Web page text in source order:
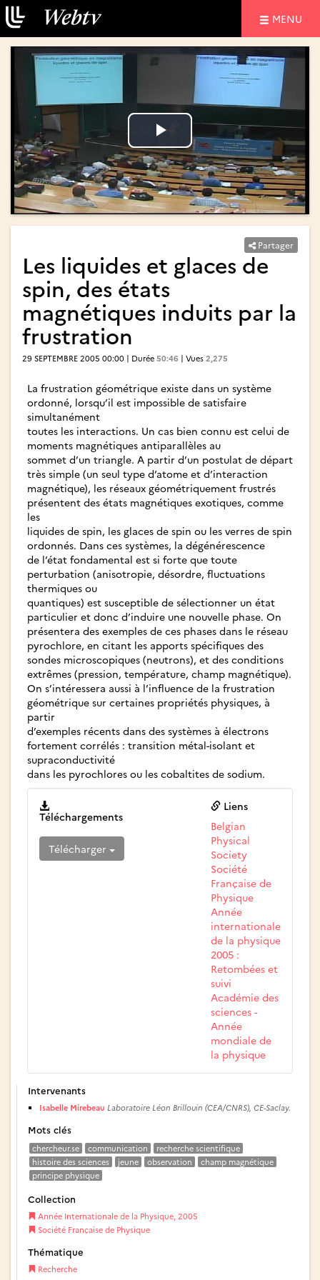
MENU
Lire
la
vidéo
Lire
la
vidéo
Partager
Les liquides et glaces de
spin, des états
magnétiques induits par la
frustration
29 SEPTEMBRE 2005 00:00 | Durée 50:46 | Vues 2,275
La frustration géométrique existe dans un système
ordonné, lorsqu’il est impossible de satisfaire
simultanément
toutes les interactions. Un cas bien connu est celui de
moments magnétiques antiparallèles au
sommet d’un triangle. A partir d’un postulat de départ
très simple (un seul type d’atome et d’interaction
magnétique), les réseaux géométriquement frustrés
présentent des états magnétiques exotiques, comme
les
liquides de spin, les glaces de spin ou les verres de spin
ordonnés. Dans ces systèmes, la dégénérescence
de l’état fondamental est si forte que toute
perturbation (anisotropie, désordre, fluctuations
thermiques ou
quantiques) est susceptible de sélectionner un état
particulier et donc d’induire une nouvelle phase. On
présentera des exemples de ces phases dans le réseau
pyrochlore, en citant les apports spécifiques des
sondes microscopiques (neutrons), et des conditions
extrêmes (pression, température, champ magnétique).
On s’intéressera aussi à l’influence de la frustration
géométrique sur certaines propriétés physiques, à
partir
d’exemples récents dans des systèmes à électrons
fortement corrélés : transition métal-isolant et
supraconductivité
dans les pyrochlores ou les cobaltites de sodium.
Téléchargements
Télécharger
Liens
Belgian
Physical
Society
Société
Française de
Physique
Année
internationale
de la physique
2005 :
Retombées et
suivi
Académie des
sciences -
Année
mondiale de
la physique
Intervenants
Isabelle Mirebeau Laboratoire Léon Brillouin (CEA/CNRS), CE-Saclay.
Mots clés
chercheur.se communication
recherche scientifique
histoire des sciences
jeune observation
champ magnétique
principe physique
Collection
Année Internationale de la Physique, 2005
Société Française de Physique
Thématique
Recherche